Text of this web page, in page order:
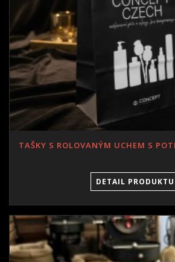
TAŠKY S ROLOVANÝM UCHEM S
DETAIL PRODUKTU